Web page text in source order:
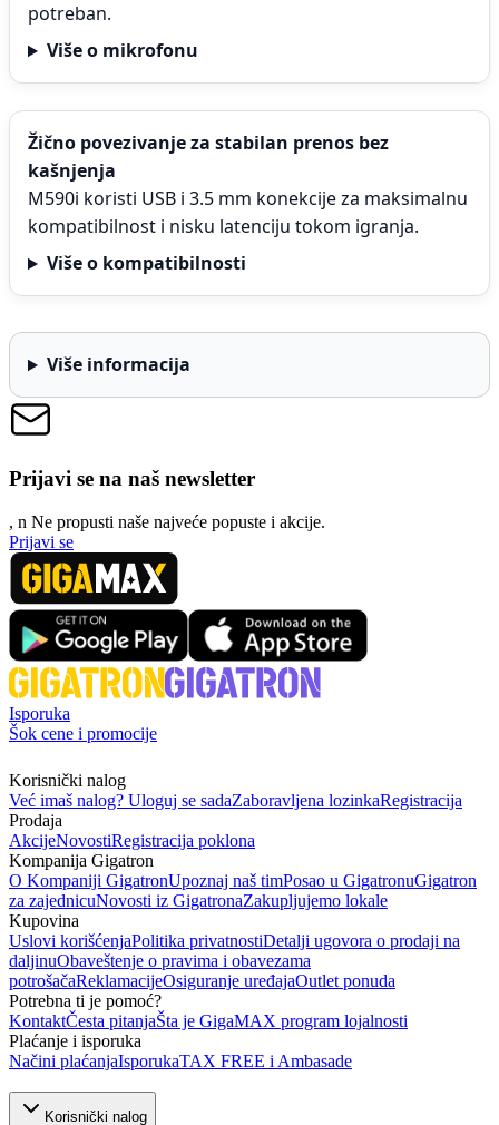
potreban.
Više o mikrofonu
Žično povezivanje za stabilan prenos bez
kašnjenja
M590i koristi USB i 3.5 mm konekcije za maksimalnu
kompatibilnost i nisku latenciju tokom igranja.
Više o kompatibilnosti
Više informacija
Prijavi se na naš newsletter
, n Ne propusti naše najveće popuste i akcije.
Prijavi se
Isporuka
Šok cene i promocije
Korisnički nalog
Već imaš nalog? Uloguj se sadaZaboravljena lozinkaRegistracija
Prodaja
AkcijeNovostiRegistracija poklona
Kompanija Gigatron
O Kompaniji GigatronUpoznaj naš timPosao u GigatronuGigatron
za zajednicuNovosti iz GigatronaZakupljujemo lokale
Kupovina
Uslovi korišćenjaPolitika privatnostiDetalji ugovora o prodaji na
daljinuObaveštenje o pravima i obavezama
potrošačaReklamacijeOsiguranje uređajaOutlet ponuda
Potrebna ti je pomoć?
KontaktČesta pitanjaŠta je GigaMAX program lojalnosti
Plaćanje i isporuka
Načini plaćanjaIsporukaTAX FREE i Ambasade
Korisnički nalog